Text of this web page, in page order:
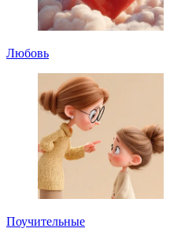
Любовь
Поучительные